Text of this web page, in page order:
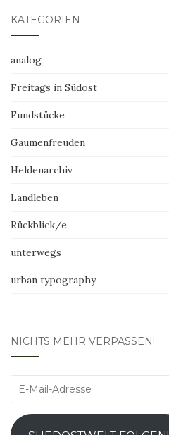
KATEGORIEN
analog
Freitags in Südost
Fundstücke
Gaumenfreuden
Heldenarchiv
Landleben
Rückblick/e
unterwegs
urban typography
NICHTS MEHR VERPASSEN!
E-
Adresse